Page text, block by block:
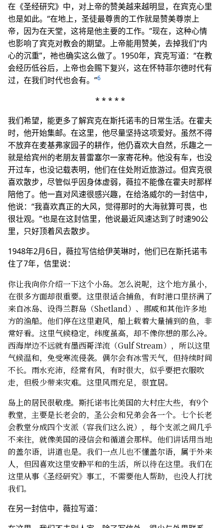
在《圣经研究》中，对上帝的赞美越来越明显，在宾克心里
也是如此。“在地上，圣徒最尊贵的工作就是赞美尊崇上
帝，因为在天堂，这将是他主要的工作。”现在，这种心情
也影响了宾克对教会的期望。上帝能用赞美，去掉我们“内
心的沉重”，祂也确实这么做了。1950年，宾克写道：“在教
会经历低谷后，上帝也会赐下复兴，这在怀特菲尔德时代有
过，在我们时代也会有。”6
* * * * *
我们希望，能更多了解宾克在斯托诺韦的日常生活。在霍夫
时，他开始集邮。在这里，他尽量坚持这项爱好。虽然不得
不放弃在麦基弗家园子的耕作，他仍喜欢大自然，乐趣之一
就是给宾州的老朋友普雷塞尔一家寄花种。他没有车，也没
开过车，也没记载表明，他们在住处附近旅游过。但宾克很
喜欢散步，尽管似乎因身体虚弱，薇拉不能像在霍夫时那样
陪他了。他一直对风速很感兴趣，在给洛威尔的一封信中，
他说：“我喜欢真正的大风，觉得那时的大海就算可畏，也
很壮观。”也是在这封信里，他说最近风速达到了时速90公
里，只好顶着风去散步。
1948年2月6日，薇拉写信给伊芙琳时，他们已在斯托诺韦
住了7年，信里说：
你让我向你介绍一下这个小岛。怎么说呢，这个地方虽小，
在很多方面却很重要。这里很适合捕鱼，有时港口里挤满了
来自冰岛、设得兰群岛（Shetland）、挪威和其他许多地
方的渔船。他们停在这里避风，船上载着大量捕到的鱼，非
常好看。这里气候稳定，纬度虽高，却不像你想的那么冷。
西海岸边不远就有墨西哥洋流（Gulf Stream），所以这里
气候温和，免受寒流侵袭。偶尔会有冰雪天气，但持续时间
不长。雨水充沛，经常有风，有时很大，似乎要把衣服吹
走，但极少带来灾难。这里风雨充足，很宜居。
岛上的居民很敬虔。斯托诺韦比美国的大村庄大些，有9个
教堂，主要是长老会的，圣公会和兄弟会各一个。七个长老
会教堂分成四个支派（容我们这么说），每个支派之间几乎
不来往，就像美国的浸信会和循道会那样。他们讲话用当地
的盖尔语，讲道也是。我们一点儿也不懂盖尔语，属于外来
人，但因喜欢这里安静平和的生活，所以待在这里。我们在
这里从事《圣经研究》事工，不需要他人帮助，也没人打扰
我们。
在另一封信中，薇拉写道：